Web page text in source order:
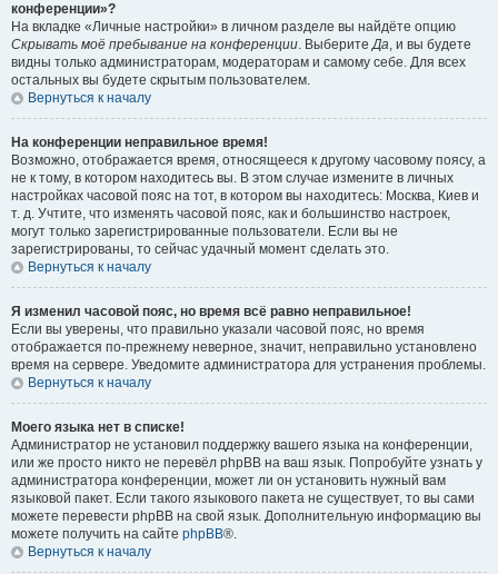
конференции»?
На вкладке «Личные настройки» в личном разделе вы найдёте опцию
Скрывать моё пребывание на конференции. ВыберитеДа, и вы будете
видны только администраторам, модераторам и самому себе. Для всех
остальных вы будете скрытым пользователем.
Вернуться к началу
На конференции неправильное время!
Возможно, отображается время, относящееся к другому часовому поясу, а
не к тому, в котором находитесь вы. В этом случае измените в личных
настройках часовой пояс на тот, в котором вы находитесь: Москва, Киев и
т. д. Учтите, что изменять часовой пояс, как и большинство настроек,
могут только зарегистрированные пользователи. Если вы не
зарегистрированы, то сейчас удачный момент сделать это.
Вернуться к началу
Я изменил часовой пояс, но время всё равно неправильное!
Если вы уверены, что правильно указали часовой пояс, но время
отображается по-прежнему неверное, значит, неправильно установлено
время на сервере. Уведомите администратора для устранения проблемы.
Вернуться к началу
Моего языка нет в списке!
Администратор не установил поддержку вашего языка на конференции,
или же просто никто не перевёл phpBB на ваш язык. Попробуйте узнать у
администратора конференции, может ли он установить нужный вам
языковой пакет. Если такого языкового пакета не существует, то вы сами
можете перевести phpBB на свой язык. Дополнительную информацию вы
можете получить на сайте phpBB®.
Вернуться к началу